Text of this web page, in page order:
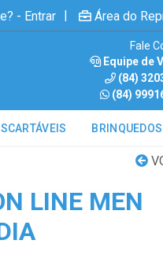
- Entrar | Área do
Fale
Equipe de
(84)
(84)
BRINQUEDOS
LINE MEN